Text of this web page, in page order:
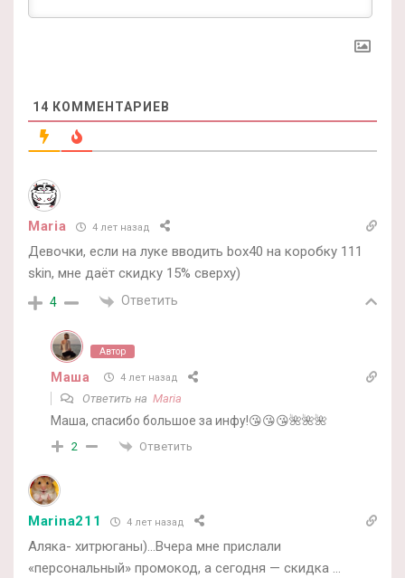
14 КОММЕНТАРИЕВ
Maria 4 лет назад
Девочки, если на луке вводить box40 на коробку 111
skin, мне даёт скидку 15% сверху)
4 Ответить
Автор
Маша 4 лет назад
Ответить на Maria
Маша, спасибо большое за инфу!😘😘😘🌺🌺🌺
2 Ответить
Marina211 4 лет назад
Аляка- хитрюганы)…Вчера мне прислали
«персональный» промокод, а сегодня — скидка …